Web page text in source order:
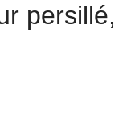
persillé,